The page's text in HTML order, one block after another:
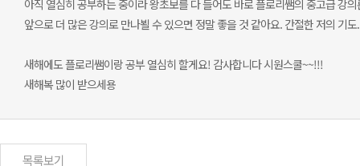
아직 열심히 공부하는 중이라 왕초보를 다 들어도 바로 플로리쌤의 중고급 강
앞으로 더 많은 강의로 만나뵐 수 있으면 정말 좋을 것 같아요. 간절한 저의 기도
새해에도 플로리쌤이랑 공부 열심히 할게요! 감사합니다 시원스쿨~~!!!
새해복 많이 받으세용
목록보기